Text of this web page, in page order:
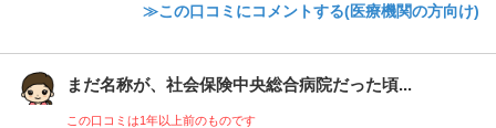
≫この口コミにコメントする(医療機関の方向け)
まだ名称が、社会保険中央総合病院だった頃...
この口コミは1年以上前のものです